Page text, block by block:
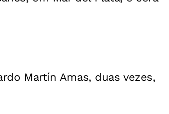
Martín Amas, duas vezes,